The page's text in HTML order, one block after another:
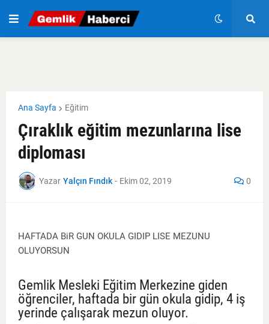
Ana Sayfa Eğitim
Çıraklık eğitim mezunlarına lise
diploması
Yazar Yalçın Fındık - Ekim 02, 2019 0
HAFTADA BiR GUN OKULA GIDIP LISE MEZUNU
OLUYORSUN
Gemlik Mesleki Eğitim Merkezine giden
öğrenciler, haftada bir gün okula gidip, 4 iş
yerinde çalışarak mezun oluyor.